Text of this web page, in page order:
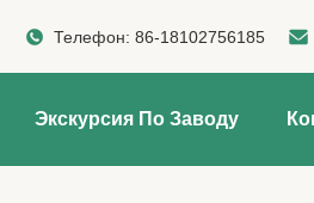
Телефон:86-18102756185
Экскурсия По Заводу